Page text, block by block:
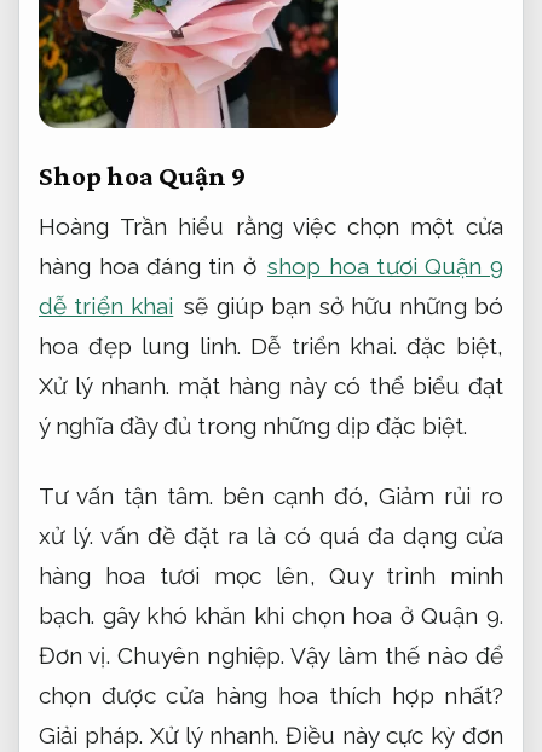
Shop hoa Quận 9
Hoàng Trần hiểu rằng việc chọn một cửa
hàng hoa đáng tin ở shop hoa tươi Quận 9
dễ triển khai sẽ giúp bạn sở hữu những bó
hoa đẹp lung linh. Dễ triển khai. đặc biệt,
Xử lý nhanh. mặt hàng này có thể biểu đạt
ý nghĩa đầy đủ trong những dịp đặc biệt.
Tư vấn tận tâm. bên cạnh đó, Giảm rủi ro
xử lý. vấn đề đặt ra là có quá đa dạng cửa
hàng hoa tươi mọc lên,Quy trình minh
bạch. gây khó khăn khi chọn hoa ở Quận 9.
Đơn vị. Chuyên nghiệp. Vậy làm thế nào để
chọn được cửa hàng hoa thích hợp nhất?
Giải pháp. Xử lý nhanh. Điều này cực kỳ đơn